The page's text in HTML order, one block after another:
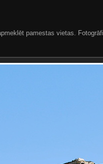
pamestas vietas.